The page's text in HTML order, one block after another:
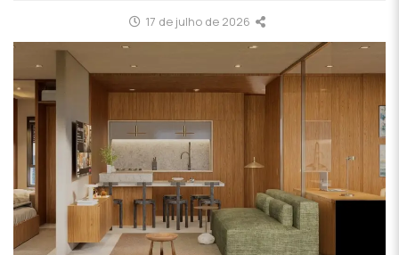
17 de julho de 2026